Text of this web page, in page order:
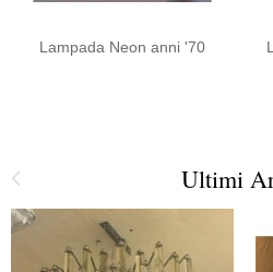
Lampada Neon anni '70
Ultimi